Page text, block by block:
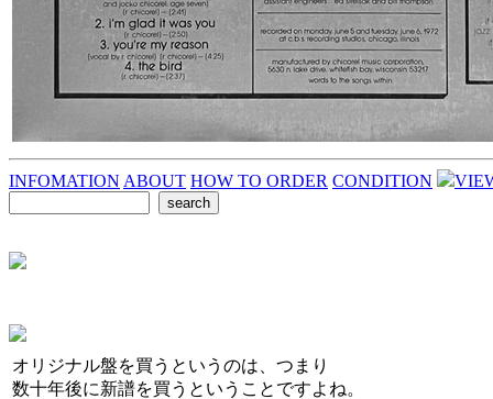
INFOMATION ABOUT HOW TO ORDER CONDITION
オリジナル盤を買うというのは、つまり
数十年後に新譜を買うということですよね。